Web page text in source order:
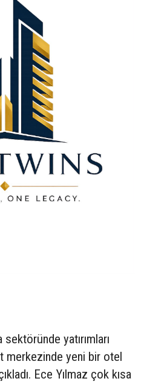
yatırımları
merkezinde yeni bir otel
Ece Yılmaz çok kısa